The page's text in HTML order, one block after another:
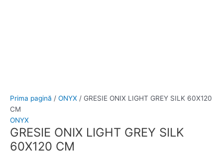
Prima pagină / ONYX / GRESIE ONIX LIGHT GREY SILK 60X120
CM
ONYX
GRESIE ONIX LIGHT GREY SILK
60X120 CM